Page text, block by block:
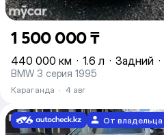
1 500 000 ₸
440 000 км · 1.6 л · Задний ·
BMW 3 серия 1995
Караганда · 4 авг
От владельца